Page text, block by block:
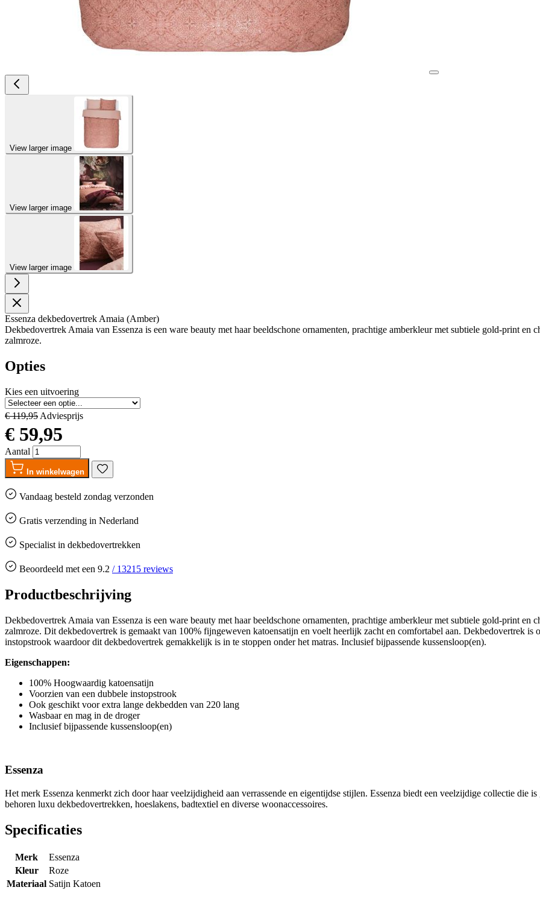
View larger image
View larger image
View larger image
Essenza dekbedovertrek Amaia (Amber)
Dekbedovertrek Amaia van Essenza is een ware beauty met haar beeldschone ornamenten, prachtige amberkleur met subtiele gold-print
zalmroze.
Opties
Kies een uitvoering
€ 119,95 Adviesprijs
€ 59,95
Aantal
In winkelwagen
Vandaag besteld zondag verzonden
Gratis verzending in Nederland
Specialist in dekbedovertrekken
Beoordeeld met een 9.2 / 13215 reviews
Productbeschrijving
Dekbedovertrek Amaia van Essenza is een ware beauty met haar beeldschone ornamenten, prachtige amberkleur met subtiele gold-print
zalmroze. Dit dekbedovertrek is gemaakt van 100% fijngeweven katoensatijn en voelt heerlijk zacht en comfortabel aan. Dekbedovertrek is
instopstrook waardoor dit dekbedovertrek gemakkelijk is in te stoppen onder het matras. Inclusief bijpassende kussensloop(en).
Eigenschappen:
100% Hoogwaardig katoensatijn
Voorzien van een dubbele instopstrook
Ook geschikt voor extra lange dekbedden van 220 lang
Wasbaar en mag in de droger
Inclusief bijpassende kussensloop(en)
Essenza
Het merk Essenza kenmerkt zich door haar veelzijdigheid aan verrassende en eigentijdse stijlen. Essenza biedt een veelzijdige collectie die
behoren luxu dekbedovertrekken, hoeslakens, badtextiel en diverse woonaccessoires.
Specificaties
Merk
Essenza
Kleur
Roze
Materiaal Satijn Katoen